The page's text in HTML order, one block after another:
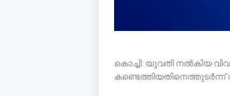
കൊച്ചി: യുവതി നല്‍കിയ
കണ്ടെത്തിയതിനെത്തുടർന്ന്